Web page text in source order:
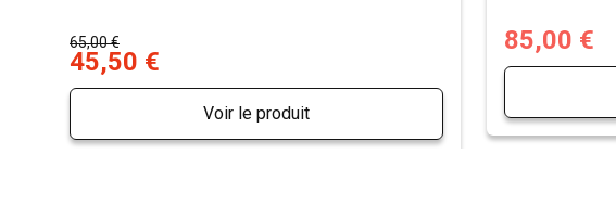
65,00 €
45,50 €
Voir le produit
85,00 €